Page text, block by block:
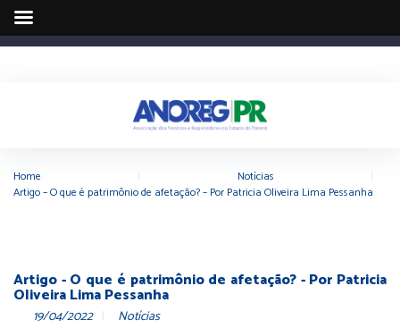
Home Notícias
Artigo – O que é patrimônio de afetação? – Por Patricia Oliveira Lima Pessanha
Artigo - O que é patrimônio de afetação? - Por Patricia
Oliveira Lima Pessanha
19/04/2022 Notícias